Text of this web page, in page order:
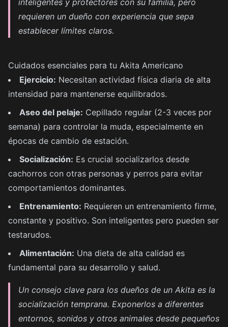
inteligentes y protectores con su familia, pero
requieren un dueño con experiencia que sepa
establecer límites claros.
Cuidados esenciales para tu Akita Americano
Ejercicio: Necesitan actividad física diaria de alta
intensidad para mantenerse equilibrados.
Aseo del pelaje: Cepillado regular (2-3 veces por
semana) para controlar la muda, especialmente en
épocas de cambio de estación.
Socialización: Es crucial socializarlos desde
cachorros con otras personas y perros para evitar
comportamientos dominantes.
Entrenamiento: Requieren un entrenamiento firme,
constante y positivo. Son inteligentes pero pueden ser
testarudos.
Alimentación: Una dieta de alta calidad es
fundamental para su desarrollo y salud.
Un consejo clave para los dueños de un Akita es la
socialización temprana. Exponerlos a diferentes
entornos, sonidos y otros animales desde pequeños